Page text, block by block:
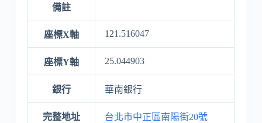
備註
座標X軸 121.516047
座標Y軸 25.044903
銀行 華南銀行
完整地址 台北市中正區南陽街20號